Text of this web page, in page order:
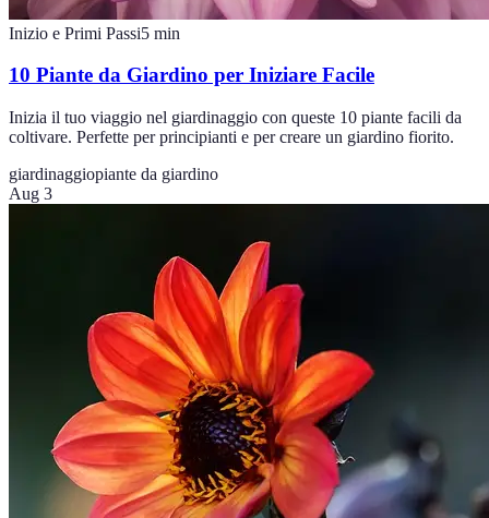
Inizio e Primi Passi5 min
10 Piante da Giardino per Iniziare Facile
Inizia il tuo viaggio nel giardinaggio con queste 10 piante facili da
coltivare. Perfette per principianti e per creare un giardino fiorito.
giardinaggiopiante da giardino
Aug 3